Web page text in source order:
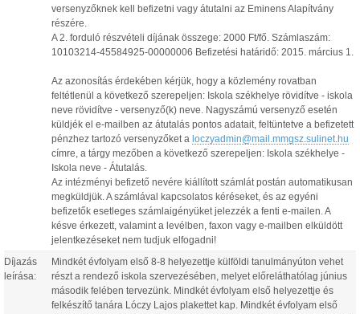
versenyzőknek kell befizetni vagy átutalni az Eminens Alapítvány
részére.
A 2. forduló részvételi díjának összege: 2000 Ft/fő. Számlaszám:
10103214-45584925-00000006 Befizetési határidő: 2015. március 1.
Az azonosítás érdekében kérjük, hogy a közlemény rovatban
feltétlenül a következő szerepeljen: Iskola székhelye rövidítve - iskola
neve rövidítve - versenyző(k) neve. Nagyszámú versenyző esetén
küldjék el e-mailben az átutalás pontos adatait, feltüntetve a befizetett
pénzhez tartozó versenyzőket a loczyadmin@mail.mmgsz.sulinet.hu
címre, a tárgy mezőben a következő szerepeljen: Iskola székhelye -
Iskola neve - Átutalás.
Az intézményi befizető nevére kiállított számlát postán automatikusan
megküldjük. A számlával kapcsolatos kéréseket, és az egyéni
befizetők esetleges számlaigényüket jelezzék a fenti e-mailen. A
késve érkezett, valamint a levélben, faxon vagy e-mailben elküldött
jelentkezéseket nem tudjuk elfogadni!
Díjazás
leírása:
Mindkét évfolyam első 8-8 helyezettje külföldi tanulmányúton vehet
részt a rendező iskola szervezésében, melyet előreláthatólag június
második felében tervezünk. Mindkét évfolyam első helyezettje és
felkészítő tanára Lóczy Lajos plakettet kap. Mindkét évfolyam első